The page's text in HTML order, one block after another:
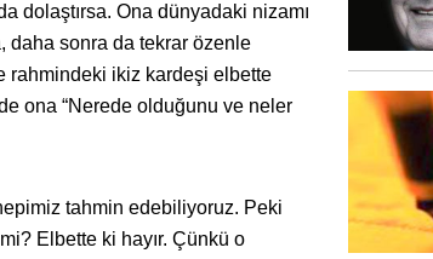
dolaştırsa. Ona dünyadaki nizamı
daha sonra da tekrar özenle
rahmindeki ikiz kardeşi elbette
ona “Nerede olduğunu ve neler
tahmin edebiliyoruz. Peki
Elbette ki hayır. Çünkü o